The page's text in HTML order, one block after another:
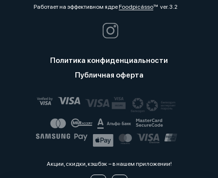
Работает на эффективном ядреFoodpicássover. 3.2
Политика конфиденциальности
Публичная оферта
Акции, скидки, кэшбэк − в нашем приложении!